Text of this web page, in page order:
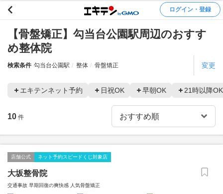
ログイン・登録
【骨盤矯正】勾当台公園駅周辺のおすす
め整体院
検索条件 勾当台公園駅 整体 骨盤矯正 変更
エキテンネット予約 日祝OK 早朝OK 21時以降OK
10 件
店舗公式 ネット予約スピードくじ対象店
大坂整骨院
交通事故 早期回復の爽快感 人気骨盤矯正